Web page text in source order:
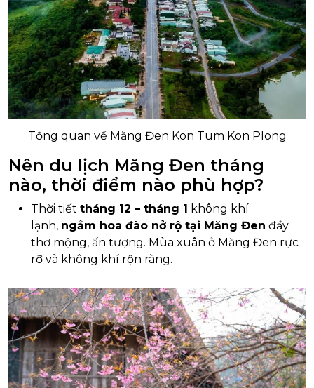
Tổng quan về Măng Đen Kon Tum Kon Plong
Nên du lịch Măng Đen tháng
nào, thời điểm nào phù hợp?
Thời tiết tháng 12 – tháng 1 không khí
lạnh, ngắm hoa đào nở rộ tại Măng Đen đầy
thơ mộng, ấn tượng. Mùa xuân ở Măng Đen rực
rỡ và không khí rộn ràng.